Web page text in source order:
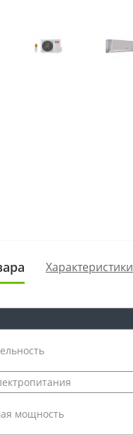
Характеристики
мощность